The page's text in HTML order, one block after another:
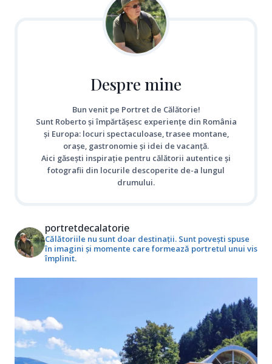
Despre mine
Bun venit pe Portret de Călătorie!
Sunt Roberto și împărtășesc experiențe din România
și Europa: locuri spectaculoase, trasee montane,
orașe, gastronomie și idei de vacanță.
Aici găsești inspirație pentru călătorii autentice și
fotografii din locurile descoperite de-a lungul
drumului.
portretdecalatorie
Călătoriile nu sunt doar destinații. Sunt povești spuse
în imagini și momente care formează portretul unui vis
împlinit.